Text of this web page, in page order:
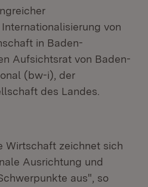
von
in Baden-
Aufsichtsrat von Baden-
(bw-i), der
des Landes.
Wirtschaft zeichnet sich
Ausrichtung und
aus", so